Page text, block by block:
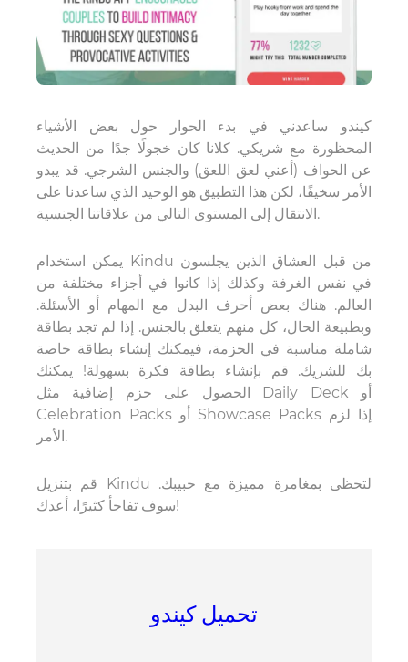
كيندو ساعدني في بدء الحوار حول بعض الأشياء
المحظورة مع شريكي. كلانا كان خجولًا جدًا من الحديث
عن الحواف (أعني لعق اللعق) والجنس الشرجي. قد يبدو
الأمر سخيفًا، لكن هذا التطبيق هو الوحيد الذي ساعدنا على
الانتقال إلى المستوى التالي من علاقاتنا الجنسية.
يمكن استخدام Kindu من قبل العشاق الذين يجلسون
في نفس الغرفة وكذلك إذا كانوا في أجزاء مختلفة من
العالم. هناك بعض أحرف البدل مع المهام أو الأسئلة.
وبطبيعة الحال، كل منهم يتعلق بالجنس. إذا لم تجد بطاقة
شاملة مناسبة في الحزمة، فيمكنك إنشاء بطاقة خاصة
بك للشريك. قم بإنشاء بطاقة فكرة بسهولة! يمكنك
الحصول على حزم إضافية مثل Daily Deck أو
Celebration Packs أو Showcase Packs إذا لزم
الأمر.
قم بتنزيل Kindu لتحظى بمغامرة مميزة مع حبيبك.
سوف تفاجأ كثيرًا، أعدك!
تحميل كيندو